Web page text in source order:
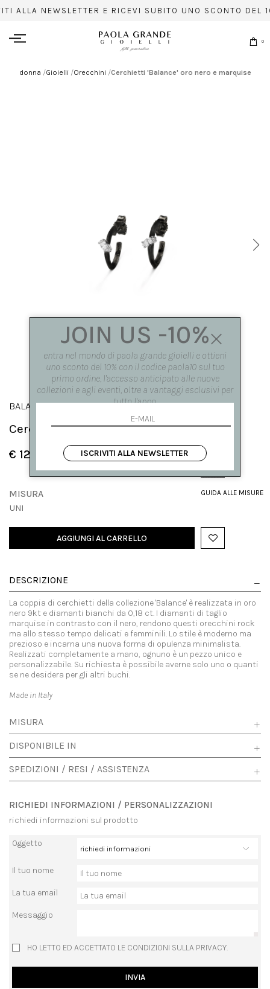
ALLA NEWSLETTER E RICEVI SUBITO UNO SCONTO
0
donna /Gioielli /Orecchini /Cerchietti 'Balance' oro nero e marquise
BALANCE
Cerchietti 'Balance' oro nero e marquise
€ 1250.00
GUIDA ALLE MISURE
MISURA
UNI
AGGIUNGI AL CARRELLO
DESCRIZIONE
La coppia di cerchietti della collezione 'Balance' è realizzata in oro
nero 9kt e diamanti bianchi da 0,18 ct. I diamanti di taglio
marquise in contrasto con il nero, rendono questi orecchini rock
ma allo stesso tempo delicati e femminili. Lo stile è moderno ma
prezioso e incarna una nuova forma di opulenza minimalista.
Realizzati completamente a mano, ognuno è un pezzo unico e
personalizzabile. Su richiesta è possibile averne solo uno o quanti
se ne desidera per gli altri buchi.
Made in Italy
MISURA
DISPONIBILE IN
SPEDIZIONI / RESI / ASSISTENZA
RICHIEDI INFORMAZIONI / PERSONALIZZAZIONI
richiedi informazioni sul prodotto
Oggetto
Il tuo nome
La tua email
Messaggio
HO LETTO ED ACCETTATO LE CONDIZIONI SULLA PRIVACY.
INVIA
JOIN US -10%
entra nel mondo di paola grande gioielli e ottieni
uno sconto del 10% con il codice paola10 sul tuo
primo ordine, l'accesso anticipato alle nuove
collezioni e agli eventi, oltre a vantaggi esclusivi per
tutto l'anno.
ISCRIVITI ALLA NEWSLETTER